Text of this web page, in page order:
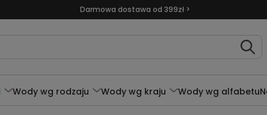
Darmowa dostawa od 399zł >
Wody wg rodzaju Wody wg kraju Wody wg alfabetu